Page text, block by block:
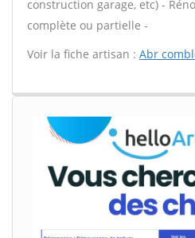
construction garage, etc) -
complète ou partielle -
Voir la fiche artisan : Abr